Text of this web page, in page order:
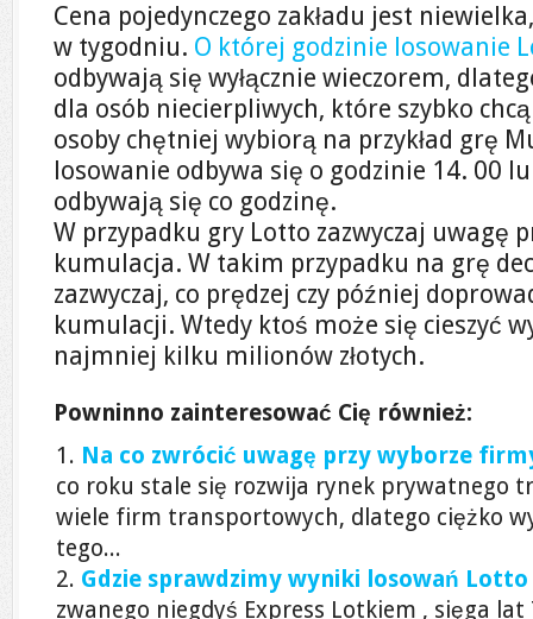
Cena pojedynczego zakładu jest
w tygodniu. O której godzinie losowanie
odbywają się wyłącznie wieczorem,
dla osób niecierpliwych, które szybko
osoby chętniej wybiorą na przykład grę
losowanie odbywa się o godzinie 14. 00
odbywają się co godzinę.
W przypadku gry Lotto zazwyczaj uwagę
kumulacja. W takim przypadku na grę
zazwyczaj, co prędzej czy później
kumulacji. Wtedy ktoś może się cieszyć
najmniej kilku milionów złotych.
Powninno zainteresować Cię również:
Na co zwrócić uwagę przy wyborze
co roku stale się rozwija rynek prywatnego
wiele firm transportowych, dlatego ciężko
tego...
Gdzie sprawdzimy wyniki losowań Lotto
zwanego niegdyś Express Lotkiem , sięga